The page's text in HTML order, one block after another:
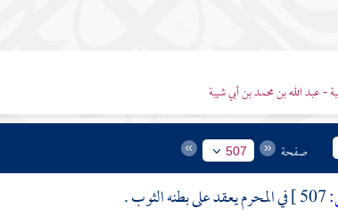
- عبد الله بن محمد بن أبي شيبة
صفحة 507
في المحرم يعقد على بطنه الثوب .